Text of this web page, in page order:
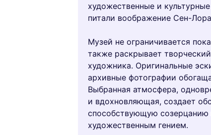
художественные и
питали воображение Сен-
Музей не ограничивается
также раскрывает
художника. Оригинальные
архивные фотографии
Выбранная атмосфера,
и вдохновляющая, создает
способствующую
художественным гением.